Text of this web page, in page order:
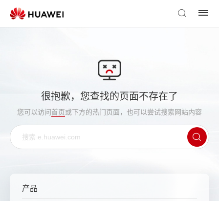
很抱歉，您查找的页面不存在了
您可以访问首页或下方的热门页面，也可以尝试搜索网站内容
产品